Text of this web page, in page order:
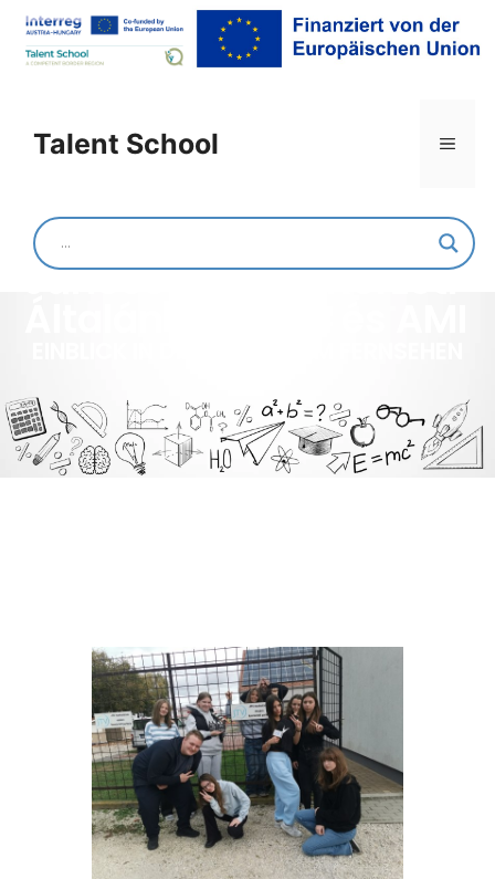
Talent School
Jánossomorjai Körzeti